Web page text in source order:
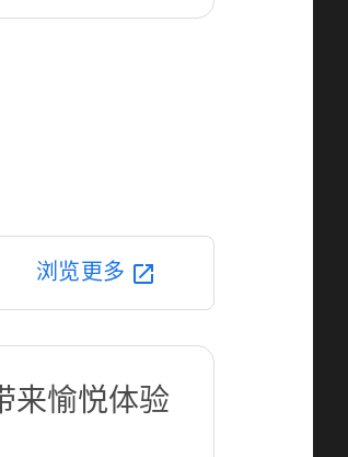
浏览更多 open_in_new
来愉悦体验